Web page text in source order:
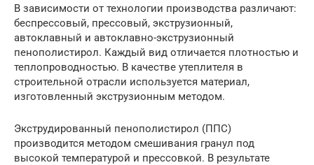
В зависимости от технологии производства различают:
беспрессовый, прессовый, экструзионный,
автоклавный и автоклавно-экструзионный
пенополистирол. Каждый вид отличается плотностью и
теплопроводностью. В качестве утеплителя в
строительной отрасли используется материал,
изготовленный экструзионным методом.
Экструдированный пенополистирол (ППС)
производится методом смешивания гранул под
высокой температурой и прессовкой. В результате